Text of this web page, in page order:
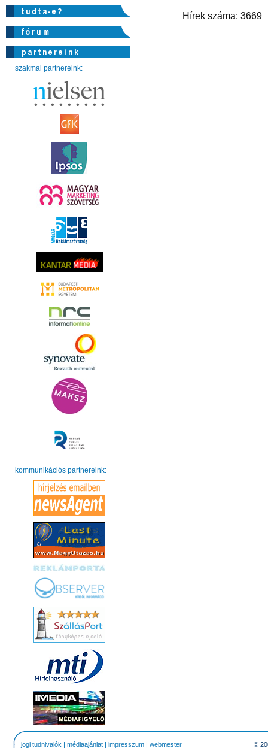
szakmai partnereink:
kommunikációs partnereink:
Hírek száma:
jogi tudnivalók | médiaajánlat | impresszum | webmester ©